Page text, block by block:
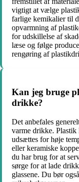
vigtigt at vælge
farlige kemikalier til
opvarmning af
for udskillelse af
læse og følge
rengøring af
Kan jeg bruge
drikke?
Det anbefales
varme drikke. Plastik
udsættes for høje
eller keramiske
du har brug for at
sørge for at lade
glassene. Du bør